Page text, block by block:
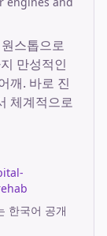
스톱으로
만성적인
깨. 바로 진
체계적으로
한국어 공개